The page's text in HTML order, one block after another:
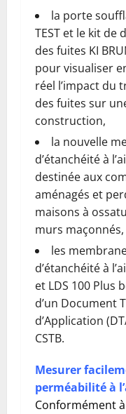
la porte
TEST et le kit de
des fuites KI
pour visualiser
réel l’impact du
des fuites sur
construction,
la nouvelle
d’étanchéité à
destinée aux
aménagés et
maisons à
murs maçonnés,
les
d’étanchéité à
et LDS 100 Plus
d’un Document
d’Application
CSTB.
Mesurer
perméabilité à
Conformément